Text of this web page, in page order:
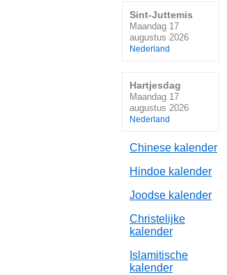
Sint-Juttemis
Maandag 17
augustus 2026
Nederland
Hartjesdag
Maandag 17
augustus 2026
Nederland
Chinese kalender
Hindoe kalender
Joodse kalender
Christelijke
kalender
Islamitische
kalender